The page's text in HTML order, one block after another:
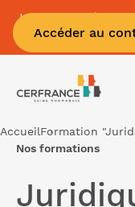
Accéder au
La Facture
👉
AccueilFormation
Nos formations